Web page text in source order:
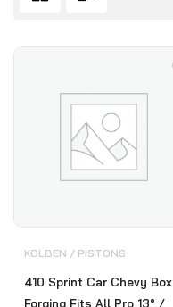
KOLBEN / PISTONS
410 Sprint Car Chevy Box
Forging Fits All Pro 13° /